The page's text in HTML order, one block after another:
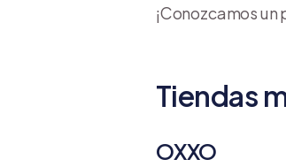
¡Conozcamos un
Tiendas
OXXO